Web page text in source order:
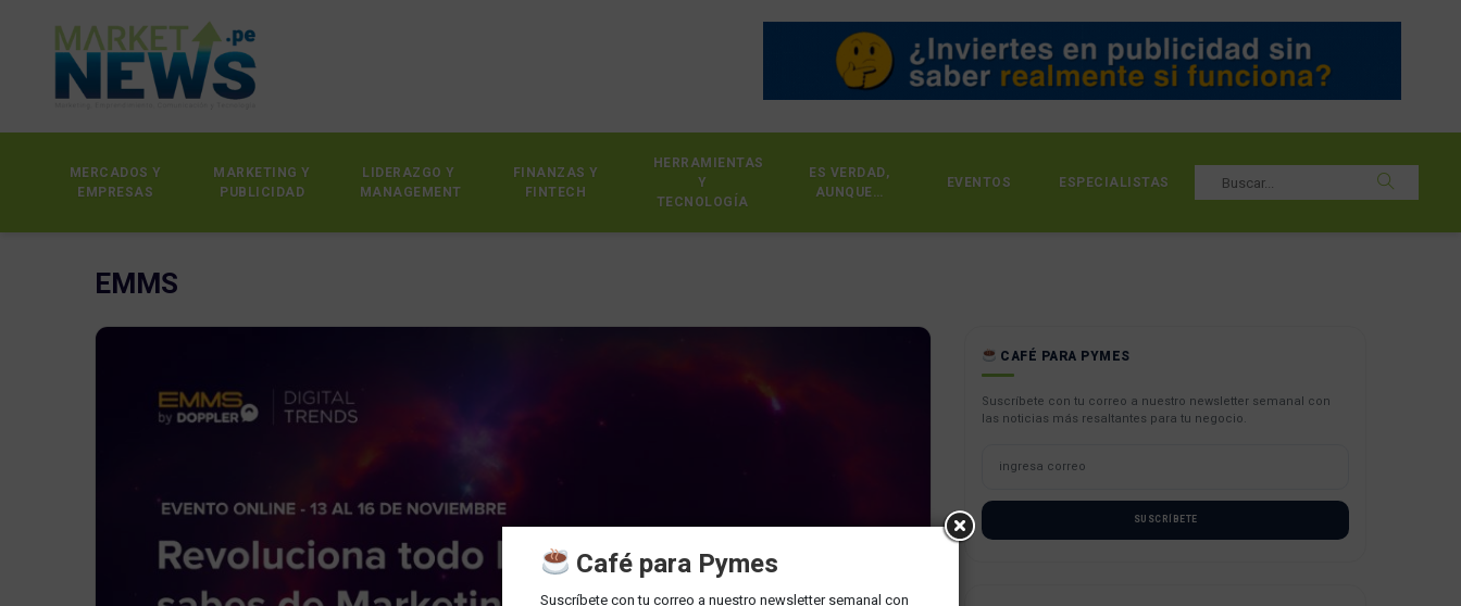
MERCADOS Y
EMPRESAS
MARKETING Y
PUBLICIDAD
LIDERAZGO Y
MANAGEMENT
FINANZAS Y
FINTECH
HERRAMIENTAS
Y
TECNOLOGÍA
ES VERDAD,
AUNQUE…
EVENTOS ESPECIALISTAS
EMMS
CAFÉ PARA PYMES
Suscríbete con tu correo a nuestro newsletter semanal con
las noticias más resaltantes para tu negocio.
SUSCRÍBETE
Café para Pymes
Suscríbete con tu correo a nuestro newsletter semanal con